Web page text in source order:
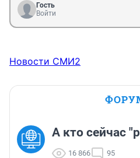
Гость
Войти
Новости СМИ2
А кто сейчас
16 866 95